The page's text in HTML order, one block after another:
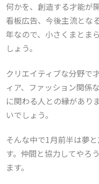
何かを、創造する才能が
看板広告、今後主流とな
年なので、小さくまとま
しょう。
クリエイティブな分野で
ィア、ファッション関係
に関わる人との縁があり
いでしょう。
そんな中で1月前半は夢
す。 仲間と協力してやろ
ます。